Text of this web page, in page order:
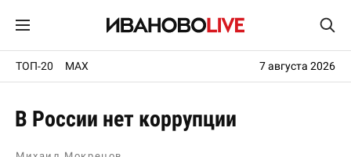
ТОП-20 MAX 7 августа 2026
В России нет коррупции